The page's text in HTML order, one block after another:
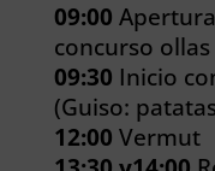
09:00
concurso
09:30 Inicio
(Guiso:
12:00 Vermut